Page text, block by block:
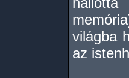
világba
az